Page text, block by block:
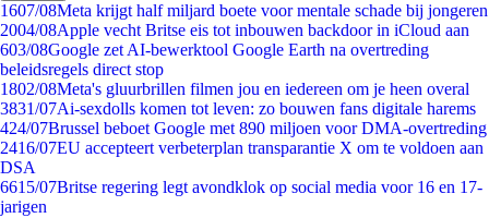
1607/08Meta krijgt half miljard boete voor mentale schade bij jongeren
2004/08Apple vecht Britse eis tot inbouwen backdoor in iCloud aan
603/08Google zet AI-bewerktool Google Earth na overtreding
beleidsregels direct stop
1802/08Meta's gluurbrillen filmen jou en iedereen om je heen overal
3831/07Ai-sexdolls komen tot leven: zo bouwen fans digitale harems
424/07Brussel beboet Google met 890 miljoen voor DMA-overtreding
2416/07EU accepteert verbeterplan transparantie X om te voldoen aan
DSA
6615/07Britse regering legt avondklok op social media voor 16 en 17-
jarigen